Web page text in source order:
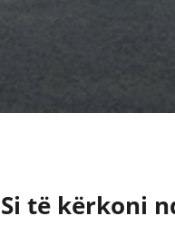
Si të kërkoni